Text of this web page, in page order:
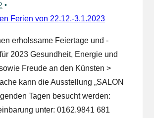
erholssame Feiertage und -
2023 Gesundheit, Energie und
Freude an den Künsten >
kann die Ausstellung „SALON
Tagen besucht werden:
unter: 0162.9841 681